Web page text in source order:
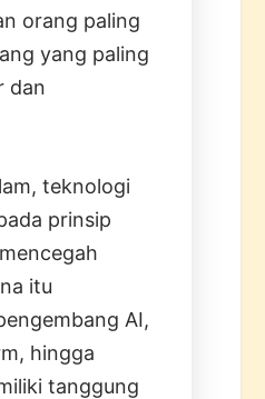
orang paling
yang paling
dan
teknologi
prinsip
itu
AI,
hingga
tanggung